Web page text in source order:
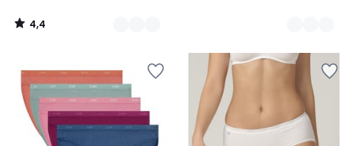
notre
programme
la
place
48,80
4,4
/